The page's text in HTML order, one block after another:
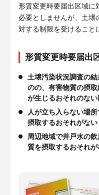
形質変更時要届出区域に
必要としませんが、土壌
対する制限を受けること
形質変更時要届出
土壌汚染状況調査の
のの、有害物質の摂
が生じるおそれのな
人が立ち入らない場
摂取するおそれがない
周辺地域で井戸水の
質を摂取するおそれ